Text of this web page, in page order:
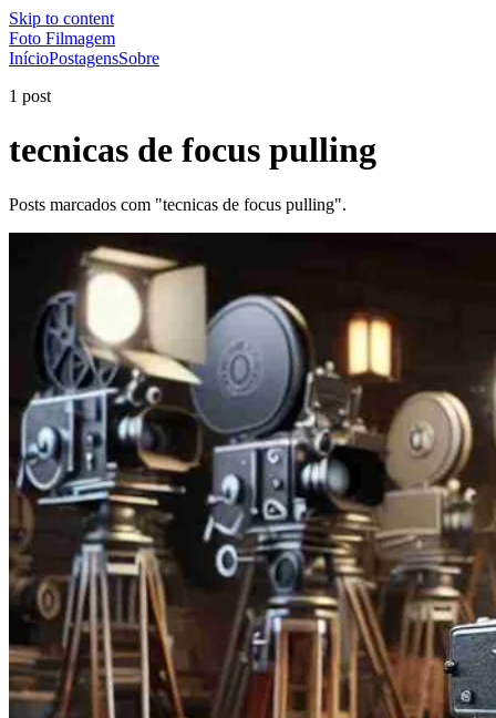
Skip to content
Foto Filmagem
InícioPostagensSobre
1 post
tecnicas de focus pulling
Posts marcados com "tecnicas de focus pulling".